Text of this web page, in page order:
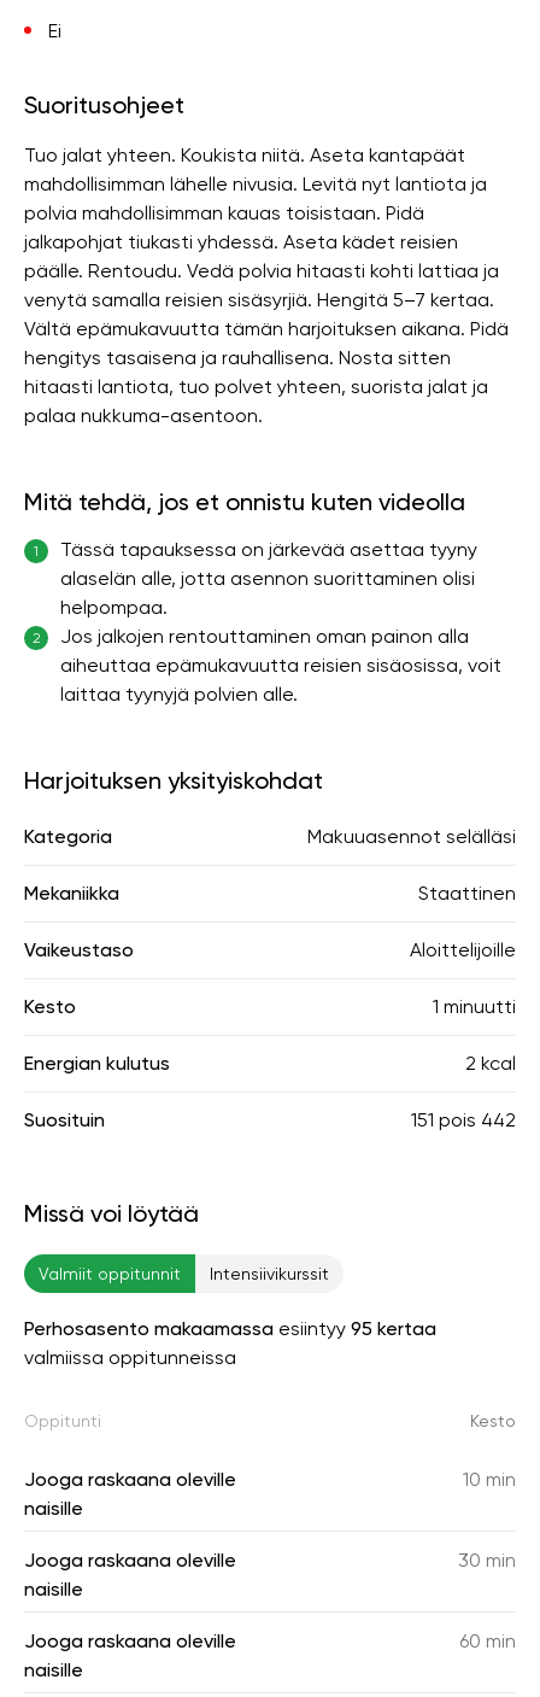
Ei
Suoritusohjeet
Tuo jalat yhteen. Koukista niitä. Aseta kantapäät
mahdollisimman lähelle nivusia. Levitä nyt lantiota ja
polvia mahdollisimman kauas toisistaan. Pidä
jalkapohjat tiukasti yhdessä. Aseta kädet reisien
päälle. Rentoudu. Vedä polvia hitaasti kohti lattiaa ja
venytä samalla reisien sisäsyrjiä. Hengitä 5–7 kertaa.
Vältä epämukavuutta tämän harjoituksen aikana. Pidä
hengitys tasaisena ja rauhallisena. Nosta sitten
hitaasti lantiota, tuo polvet yhteen, suorista jalat ja
palaa nukkuma-asentoon.
Mitä tehdä, jos et onnistu kuten videolla
1
Tässä tapauksessa on järkevää asettaa tyyny
alaselän alle, jotta asennon suorittaminen olisi
helpompaa.
2
Jos jalkojen rentouttaminen oman painon alla
aiheuttaa epämukavuutta reisien sisäosissa, voit
laittaa tyynyjä polvien alle.
Harjoituksen yksityiskohdat
Kategoria Makuuasennot selälläsi
Mekaniikka Staattinen
Vaikeustaso Aloittelijoille
Kesto 1 minuutti
Energian kulutus 2 kcal
Suosituin 151 pois 442
Missä voi löytää
Valmiit oppitunnit Intensiivikurssit
Perhosasento makaamassa esiintyy 95 kertaa
valmiissa oppitunneissa
Oppitunti Kesto
Jooga raskaana oleville
naisille
10 min
Jooga raskaana oleville
naisille
30 min
Jooga raskaana oleville
naisille
60 min